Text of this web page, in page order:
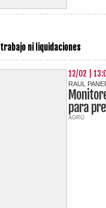
ni liquidaciones
12/02 |
RAUL
para
AGRO